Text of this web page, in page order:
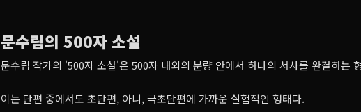
문수림의 500자 소설
문수림 작가의 '500자 소설'은 500자 내외의 분량 안에서 하나의 서사를 완결하는
이는 단편 중에서도 초단편, 아니, 극초단편에 가까운 실험적인 형태다.